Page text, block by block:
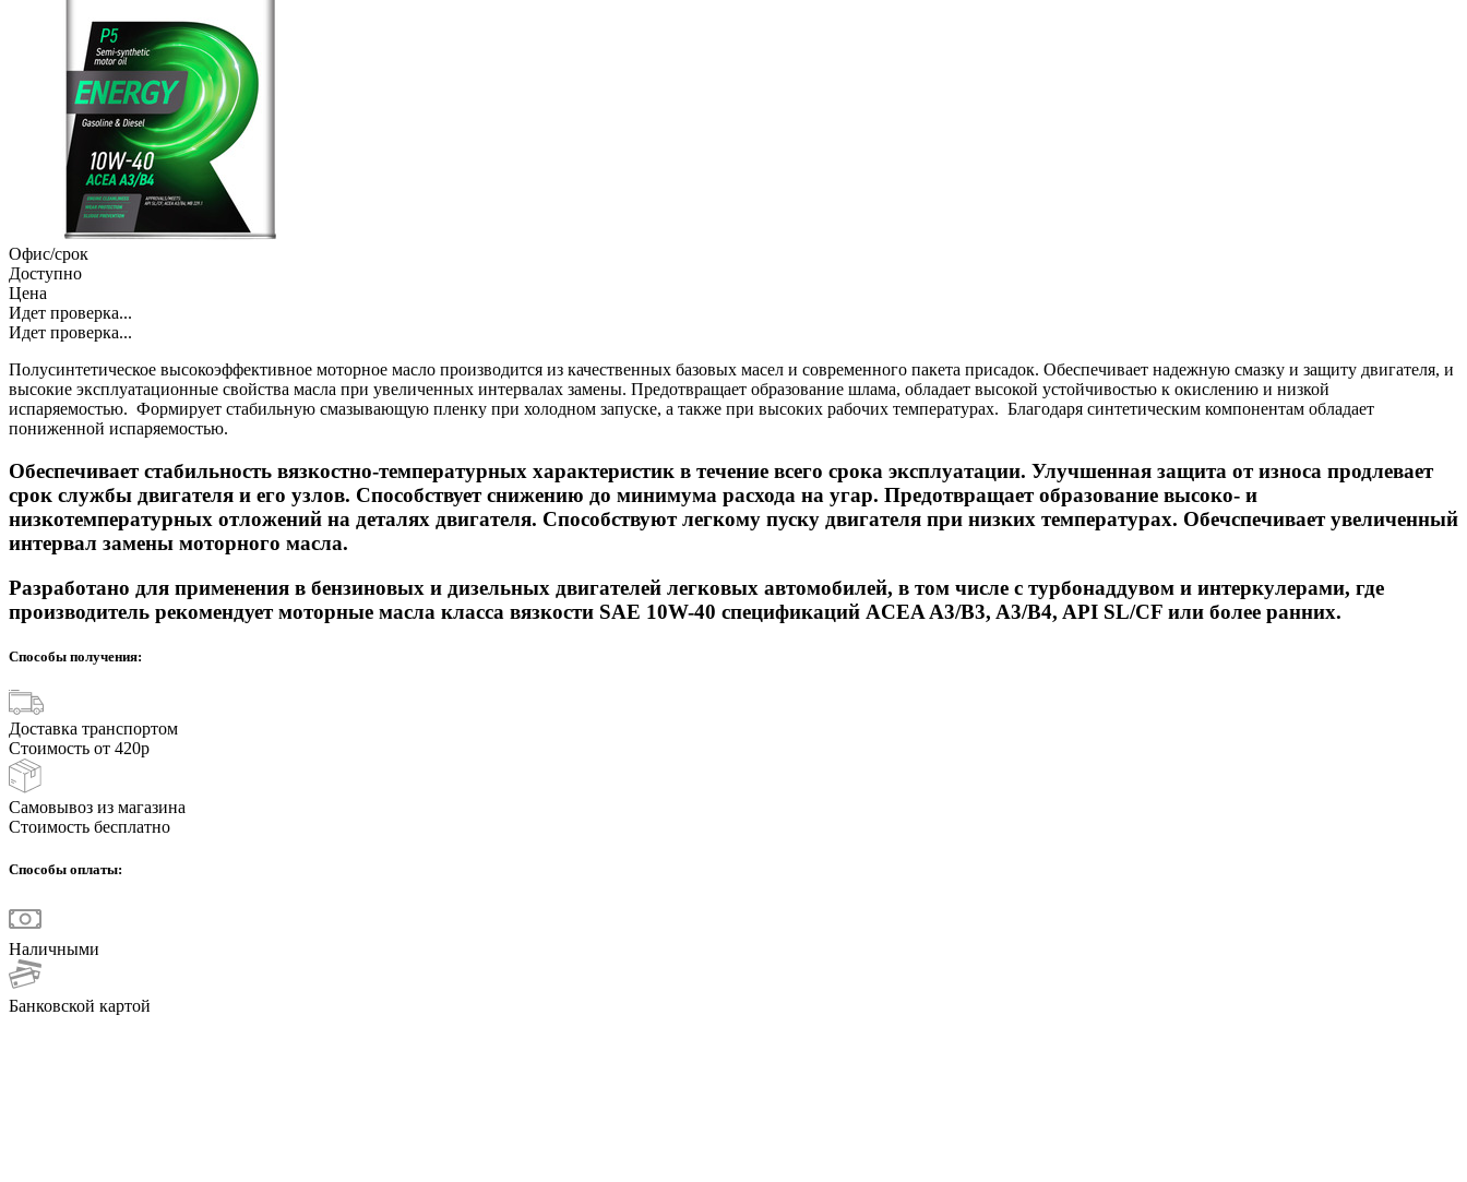
Офис/срок
Доступно
Цена
Идет проверка...
Идет проверка...
Полусинтетическое высокоэффективное моторное масло производится из качественных базовых масел и современного пакета присадок. Обеспечивает надежную смазку и защиту двигателя, и
высокие эксплуатационные свойства масла при увеличенных интервалах замены. Предотвращает образование шлама, обладает высокой устойчивостью к окислению и низкой
испаряемостью. Формирует стабильную смазывающую пленку при холодном запуске, а также при высоких рабочих температурах. Благодаря синтетическим компонентам обладает
пониженной испаряемостью.
Обеспечивает стабильность вязкостно-температурных характеристик в течение всего срока эксплуатации. Улучшенная защита от износа продлевает
срок службы двигателя и его узлов. Способствует снижению до минимума расхода на угар. Предотвращает образование высоко- и
низкотемпературных отложений на деталях двигателя. Способствуют легкому пуску двигателя при низких температурах. Обечспечивает увеличенный
интервал замены моторного масла.
Разработано для применения в бензиновых и дизельных двигателей легковых автомобилей, в том числе с турбонаддувом и интеркулерами, где
производитель рекомендует моторные масла класса вязкости SAE 10W-40 спецификаций ACEA A3/B3, A3/B4, API SL/CF или более ранних.
Способы получения:
Доставка транспортом
Стоимость от 420р
Самовывоз из магазина
Стоимость бесплатно
Способы оплаты:
Наличными
Банковской картой